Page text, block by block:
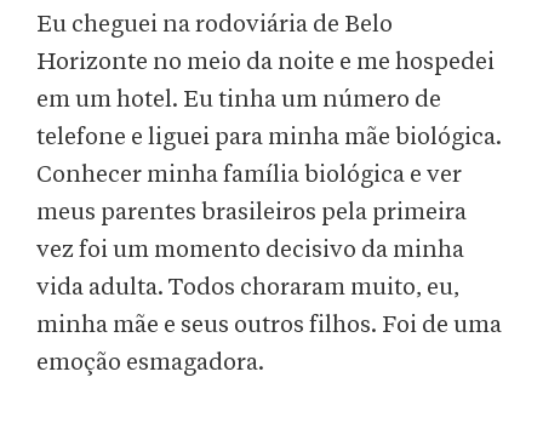
Eu cheguei na rodoviária de Belo
Horizonte no meio da noite e me hospedei
em um hotel. Eu tinha um número de
telefone e liguei para minha mãe biológica.
Conhecer minha família biológica e ver
meus parentes brasileiros pela primeira
vez foi um momento decisivo da minha
vida adulta. Todos choraram muito, eu,
minha mãe e seus outros filhos. Foi de uma
emoção esmagadora.